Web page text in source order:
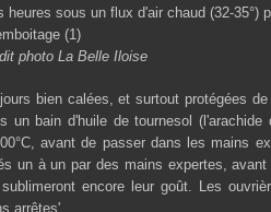
heures sous un flux d'air chaud (32-35°)
photo La Belle Iloise
bien calées, et surtout protégées
un bain d'huile de tournesol
avant de passer dans les mains
un à un par des mains expertes,
encore leur goût. Les
arrêtes'.